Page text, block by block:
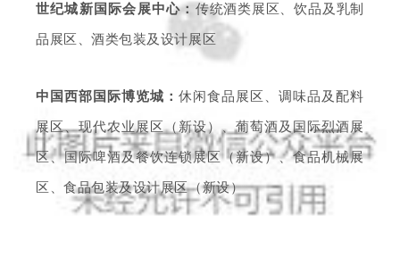
世纪城新国际会展中心： 传统酒类展区、饮品及乳制
品展区、酒类包装及设计展区
中国西部国际博览城：休闲食品展区、调味品及配料
展区、现代农业展区（新设）、葡萄酒及国际烈酒展
区、国际啤酒及餐饮连锁展区（新设）、食品机械展
区、食品包装及设计展区（新设）